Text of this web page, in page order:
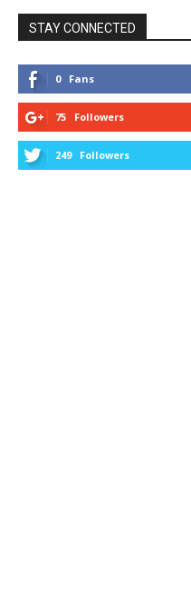
STAY CONNECTED
0 Fans
75 Followers
249 Followers